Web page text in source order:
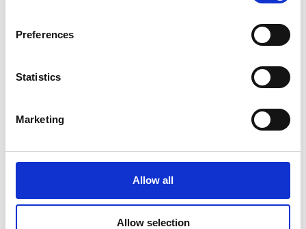
Preferences
Statistics
Marketing
Allow all
Allow selection
Déchiquetage de documents